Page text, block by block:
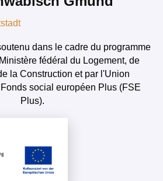
dans le cadre du programme
fédéral du Logement, de
la Construction et par l'Union
social européen Plus (FSE
Plus).